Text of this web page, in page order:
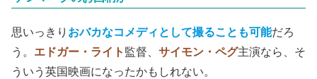
思いっきり おバカなコメディとして撮ることも可能だろ
う。 エドガー・ライト 監督、 サイモン・ペグ主演なら、そ
ういう英国映画になったかもしれない。